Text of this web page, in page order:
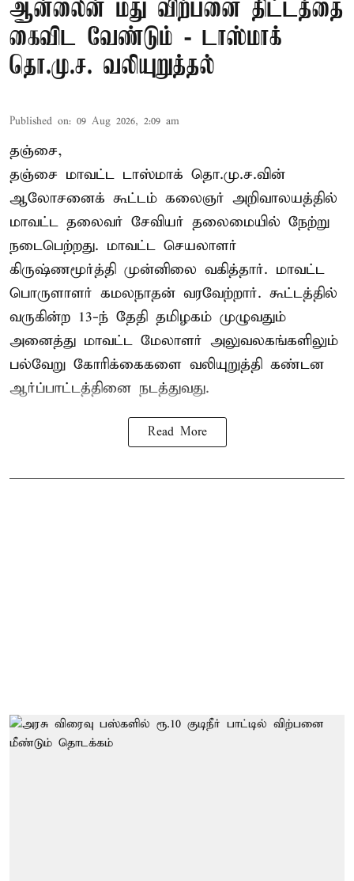
ஆன்லைன் மது விற்பனை திட்டத்தை
கைவிட வேண்டும் - டாஸ்மாக்
தொ.மு.ச. வலியுறுத்தல்
Published on: 09 Aug 2026, 2:09 am
தஞ்சை,
தஞ்சை மாவட்ட டாஸ்மாக் தொ.மு.ச.வின்
ஆலோசனைக் கூட்டம் கலைஞர் அறிவாலயத்தில்
மாவட்ட தலைவர் சேவியர் தலைமையில் நேற்று
நடைபெற்றது. மாவட்ட செயலாளர்
கிருஷ்ணமூர்த்தி முன்னிலை வகித்தார். மாவட்ட
பொருளாளர் கமலநாதன் வரவேற்றார். கூட்டத்தில்
வருகின்ற 13-ந் தேதி தமிழகம் முழுவதும்
அனைத்து மாவட்ட மேலாளர் அலுவலகங்களிலும்
பல்வேறு கோரிக்கைகளை வலியுறுத்தி கண்டன
ஆர்ப்பாட்டத்தினை நடத்துவது.
Read More